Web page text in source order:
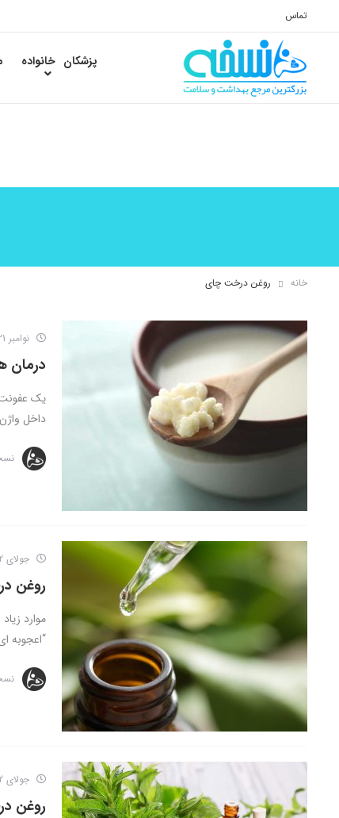
تماس
پزشکان خانواده
خانه روغن درخت چای
نوامبر 21, 2018
درمان
یک عفونت
داخل
جولای 2, 2017
روغن
موارد
“اعجوبه
جولای 2, 2017
روغن